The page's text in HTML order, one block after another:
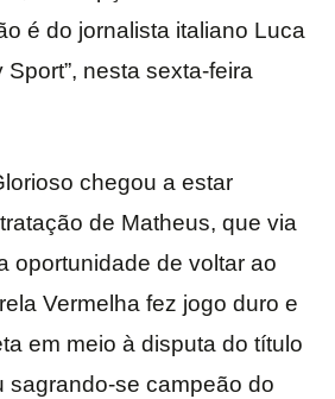
é do jornalista italiano Luca
Sport”, nesta sexta-feira
chegou a estar
de Matheus, que via
oportunidade de voltar ao
Vermelha fez jogo duro e
em meio à disputa do título
sagrando-se campeão do